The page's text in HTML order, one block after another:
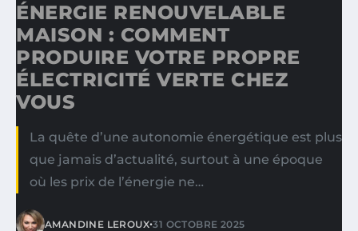
ÉNERGIE RENOUVELABLE
MAISON : COMMENT
PRODUIRE VOTRE PROPRE
ÉLECTRICITÉ VERTE CHEZ
VOUS
La quête d’une autonomie énergétique est plus
que jamais d’actualité, surtout à une époque
où les prix de l’énergie ne…
AMANDINE LEROUX•31 OCTOBRE 2025